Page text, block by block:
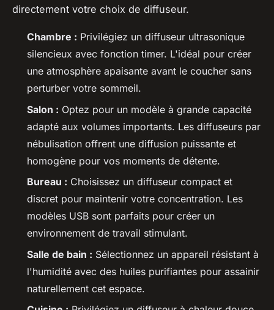
directement votre choix de diffuseur.
Chambre : Privilégiez un diffuseur ultrasonique
silencieux avec fonction timer. L'idéal pour créer
une atmosphère apaisante avant le coucher sans
perturber votre sommeil.
Salon : Optez pour un modèle à grande capacité
adapté aux volumes importants. Les diffuseurs par
nébulisation offrent une diffusion puissante et
homogène pour vos moments de détente.
Bureau : Choisissez un diffuseur compact et
discret pour maintenir votre concentration. Les
modèles USB sont parfaits pour créer un
environnement de travail stimulant.
Salle de bain : Sélectionnez un appareil résistant à
l'humidité avec des huiles purifiantes pour assainir
naturellement cet espace.